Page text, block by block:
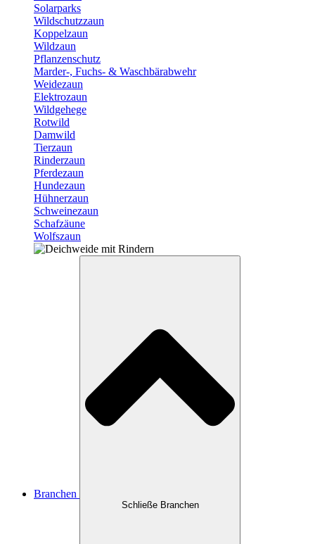
Solarparks
Wildschutzzaun
Koppelzaun
Wildzaun
Pflanzenschutz
Marder-, Fuchs- & Waschbärabwehr
Weidezaun
Elektrozaun
Wildgehege
Rotwild
Damwild
Tierzaun
Rinderzaun
Pferdezaun
Hundezaun
Hühnerzaun
Schweinezaun
Schafzäune
Wolfszaun
Branchen
Schließe Branchen